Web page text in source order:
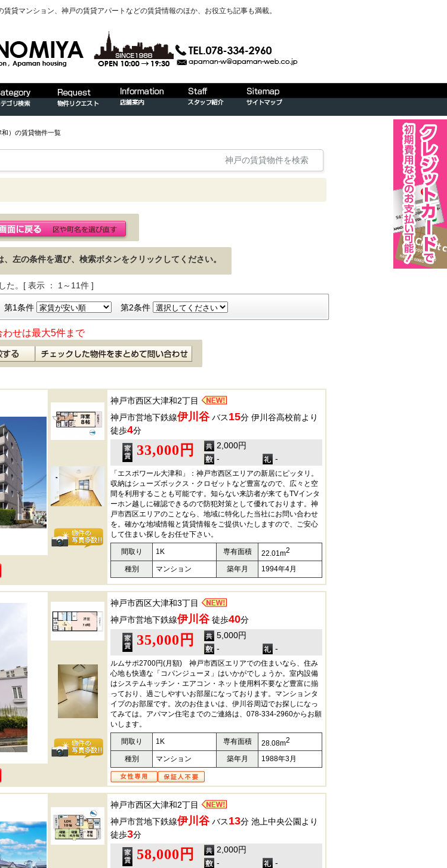
貸マンション、神戸の賃貸アパートなどの賃貸情報のほか、お役立ち記事も満載。
）の賃貸物件一覧
神戸の賃貸物件を検索
左の条件を選び、検索ボタンをクリックしてください。
た。[ 表示 ： 1～11件 ]
第1条件 第2条件
せは最大5件まで
神戸市西区大津和2丁目
神戸市営地下鉄線伊川谷バス15分 伊川谷高校前より
徒歩4分
33,000円
2,000円
-
-
「エスポワール大津和」：神戸市西区エリアの新居にピッタリ。
収納はシューズボックス・クロゼットなど豊富なので、広々と空
間を利用することも可能です。知らない来訪者が来てもTVインタ
ーホン越しに確認できるので防犯対策として優れております。神
戸市西区エリアのことなら、地域に特化した当社にお問い合わせ
を。確かな地域情報と賃貸情報をご提供いたしますので、ご安心
して住まい探しをお任せ下さい。
間取り 1K 専有面積 22.01m2
種別 マンション 築年月 1994年4月
神戸市西区大津和3丁目
神戸市営地下鉄線伊川谷徒歩40分
35,000円
5,000円
-
-
ルムサポ2700円(月額) 神戸市西区エリアでの住まいなら、住み
心地も快適な「コパンジューヌ」はいかがでしょうか。室内設備
はシステムキッチン・エアコン・ネット使用料不要など豊富に揃
っており、過ごしやすいお部屋になっております。マンションタ
イプのお部屋です。次のお住まいは、伊川谷周辺でお探しになっ
てみては。アパマン住宅までのご連絡は、078-334-2960からお願
いします。
間取り 1K 専有面積 28.08m2
種別 マンション 築年月 1988年3月
神戸市西区大津和2丁目
神戸市営地下鉄線伊川谷バス13分 池上中央公園より
徒歩3分
58,000円
2,000円
-
-